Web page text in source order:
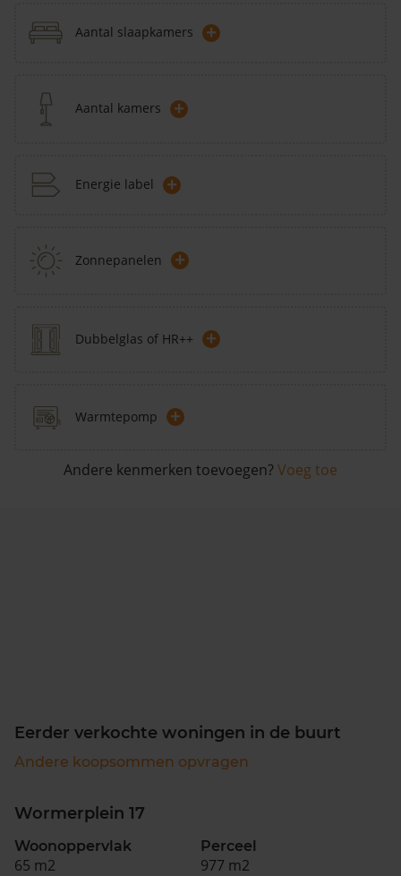
Aantal slaapkamers +
Aantal kamers +
Energie label +
Zonnepanelen +
Dubbelglas of HR++ +
Warmtepomp +
Andere kenmerken toevoegen? Voeg toe
Eerder verkochte woningen in de buurt
Andere koopsommen opvragen
Wormerplein 17
Woonoppervlak
65 m2
Perceel
977 m2